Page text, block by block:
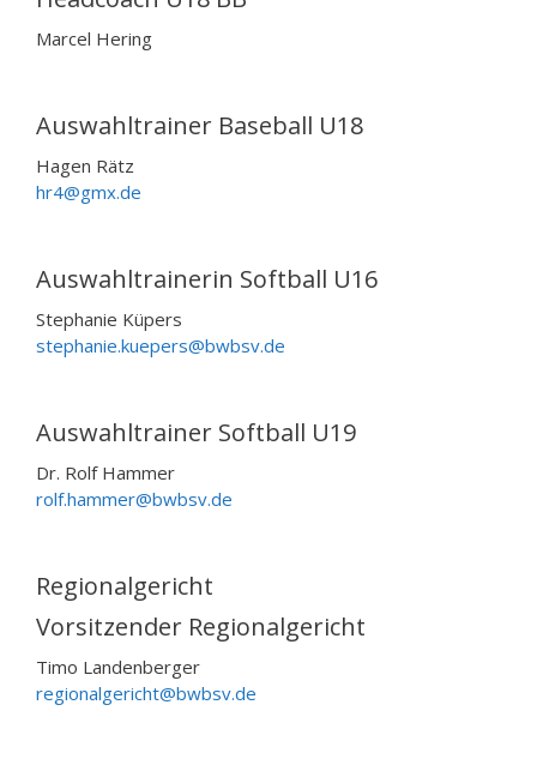
Marcel Hering
Auswahltrainer Baseball U18
Hagen Rätz
hr4@gmx.de
Auswahltrainerin Softball U16
Stephanie Küpers
stephanie.kuepers@bwbsv.de
Auswahltrainer Softball U19
Dr. Rolf Hammer
rolf.hammer@bwbsv.de
Regionalgericht
Vorsitzender Regionalgericht
Timo Landenberger
regionalgericht@bwbsv.de